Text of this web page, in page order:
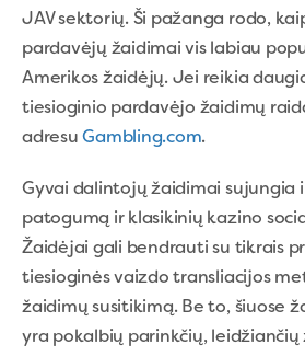
JAV sektorių. Ši pažanga rodo,
pardavėjų žaidimai vis labiau
Amerikos žaidėjų. Jei reikia
tiesioginio pardavėjo žaidimų
adresuGambling.com.
Gyvai dalintojų žaidimai sujungia
patogumą ir klasikinių kazino
Žaidėjai gali bendrauti su tikrais
tiesioginės vaizdo transliacijos
žaidimų susitikimą. Be to, šiuose
yra pokalbių parinkčių, leidžiančių